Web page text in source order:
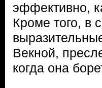
эффективно,
Кроме того, в
Векной,
когда она